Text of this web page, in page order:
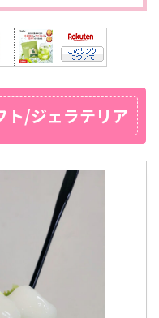
ト/ジェラテリア